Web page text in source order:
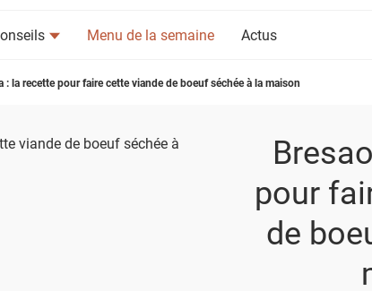
Menu de la semaine Actus
: la recette pour faire cette viande de boeuf séchée à la maison
pour
de